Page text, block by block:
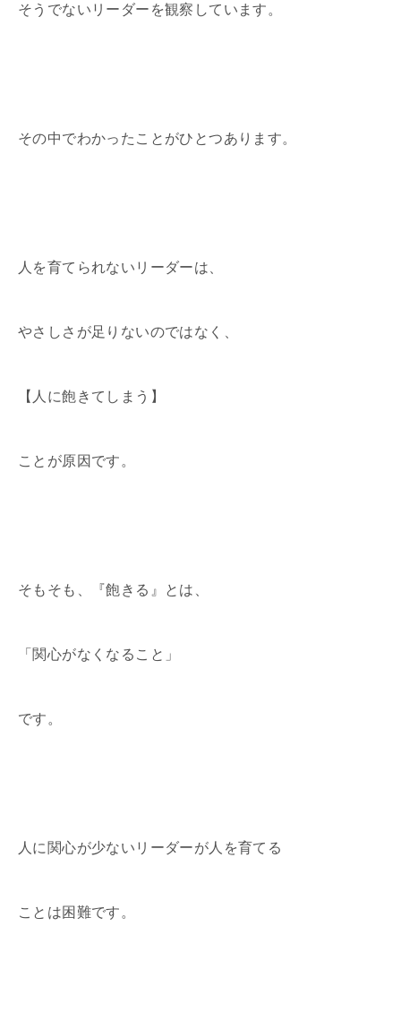
そうでないリーダーを観察しています。
その中でわかったことがひとつあります。
人を育てられないリーダーは、
やさしさが足りないのではなく、
【人に飽きてしまう】
ことが原因です。
そもそも、『飽きる』とは、
「関心がなくなること」
です。
人に関心が少ないリーダーが人を育てる
ことは困難です。